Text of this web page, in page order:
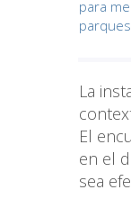
para
La
El
en el
sea